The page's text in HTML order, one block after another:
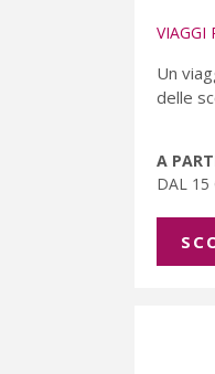
VIAGGI
Un
delle
A
DAL 15